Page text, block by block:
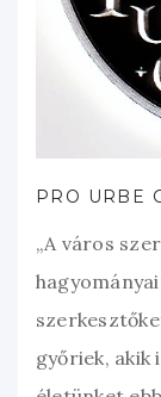
PRO URBE
„A város
győriek,